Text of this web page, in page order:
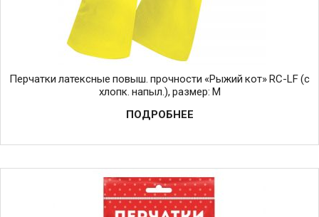
Перчатки латексные повыш. прочности «Рыжий кот» RC-LF (c
хлопк. напыл.), размер: M
ПОДРОБНЕЕ